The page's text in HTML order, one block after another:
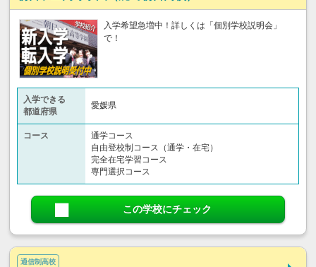
入学希望急増中！詳しくは「個別学校説明会」
で！
入学できる
都道府県
愛媛県
コース
通学コース
自由登校制コース（通学・在宅）
完全在宅学習コース
専門選択コース
この学校にチェック
通信制高校